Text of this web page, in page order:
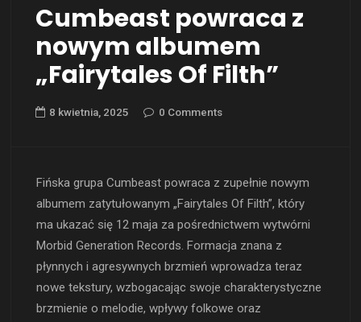
Cumbeast powraca z
nowym albumem
„Fairytales Of Filth”
8 kwietnia, 2025 0 Comments
Fińska grupa Cumbeast powraca z zupełnie nowym
albumem zatytułowanym „Fairytales Of Filth”, który
ma ukazać się 12 maja za pośrednictwem wytwórni
Morbid Generation Records. Formacja znana z
płynnych i agresywnych brzmień wprowadza teraz
nowe tekstury, wzbogacając swoje charakterystyczne
brzmienie o melodie, wpływy folkowe oraz